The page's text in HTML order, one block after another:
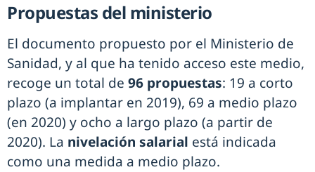
Propuestas del ministerio
El documento propuesto por el Ministerio de
Sanidad, y al que ha tenido acceso este medio,
recoge un total de 96 propuestas: 19 a corto
plazo (a implantar en 2019), 69 a medio plazo
(en 2020) y ocho a largo plazo (a partir de
2020). La nivelación salarial está indicada
como una medida a medio plazo.